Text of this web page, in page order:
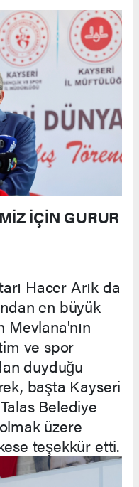
İÇİN GURUR
Hacer Arık da
en büyük
ve spor
duyduğu
başta Kayseri
Belediye
üzere
teşekkür etti.